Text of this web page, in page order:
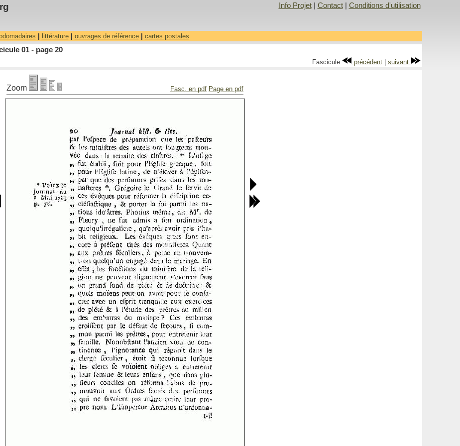
Info Projet| Contact| Conditions d'utilisation
littérature| ouvrages de référence| cartes postales
01 - page 20
Fascicule précédent| suivant
Zoom Fasc. en pdf Page en pdf